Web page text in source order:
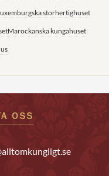
storhertighuset
Marockanska kungahuset
OSS